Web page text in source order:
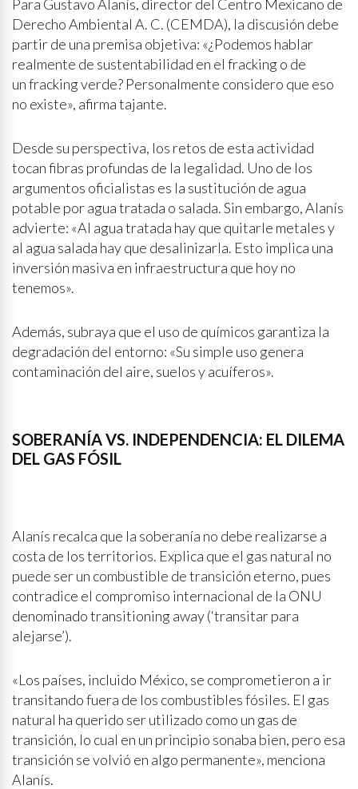
Para Gustavo Alanís, director del Centro Mexicano de
Derecho Ambiental A. C. (CEMDA), la discusión debe
partir de una premisa objetiva: «¿Podemos hablar
realmente de sustentabilidad en el fracking o de
un fracking verde? Personalmente considero que eso
no existe», afirma tajante.
Desde su perspectiva, los retos de esta actividad
tocan fibras profundas de la legalidad. Uno de los
argumentos oficialistas es la sustitución de agua
potable por agua tratada o salada. Sin embargo, Alanís
advierte: «Al agua tratada hay que quitarle metales y
al agua salada hay que desalinizarla. Esto implica una
inversión masiva en infraestructura que hoy no
tenemos».
Además, subraya que el uso de químicos garantiza la
degradación del entorno: «Su simple uso genera
contaminación del aire, suelos y acuíferos».
SOBERANÍA VS. INDEPENDENCIA: EL DILEMA
DEL GAS FÓSIL
Alanís recalca que la soberanía no debe realizarse a
costa de los territorios. Explica que el gas natural no
puede ser un combustible de transición eterno, pues
contradice el compromiso internacional de la ONU
denominado transitioning away (‘transitar para
alejarse’).
«Los países, incluido México, se comprometieron a ir
transitando fuera de los combustibles fósiles. El gas
natural ha querido ser utilizado como un gas de
transición, lo cual en un principio sonaba bien, pero esa
transición se volvió en algo permanente», menciona
Alanís.